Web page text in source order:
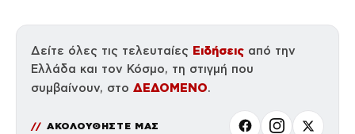
Δείτε όλες τις τελευταίες Ειδήσεις από την
Ελλάδα και τον Κόσμο, τη στιγμή που
συμβαίνουν, στο ΔΕΔΟΜΕΝΟ.
ΑΚΟΛΟΥΘΗΣΤΕ ΜΑΣ